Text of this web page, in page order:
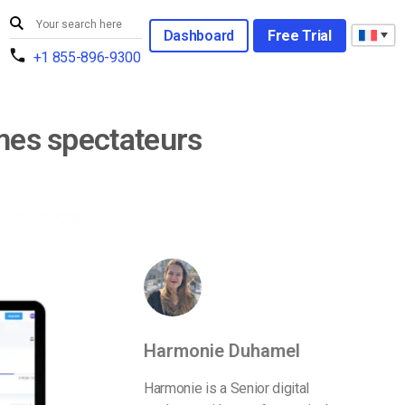
+1 855-896-9300
Dashboard Free Trial
spectateurs
Harmonie Duhamel
Harmonie is a Senior digital